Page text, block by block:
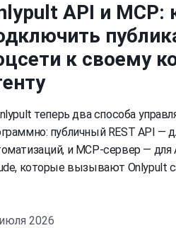
API и MCP:
к своему
теперь два способа
публичный REST API —
и MCP-сервер — для
которые вызывают Onlypult
2026